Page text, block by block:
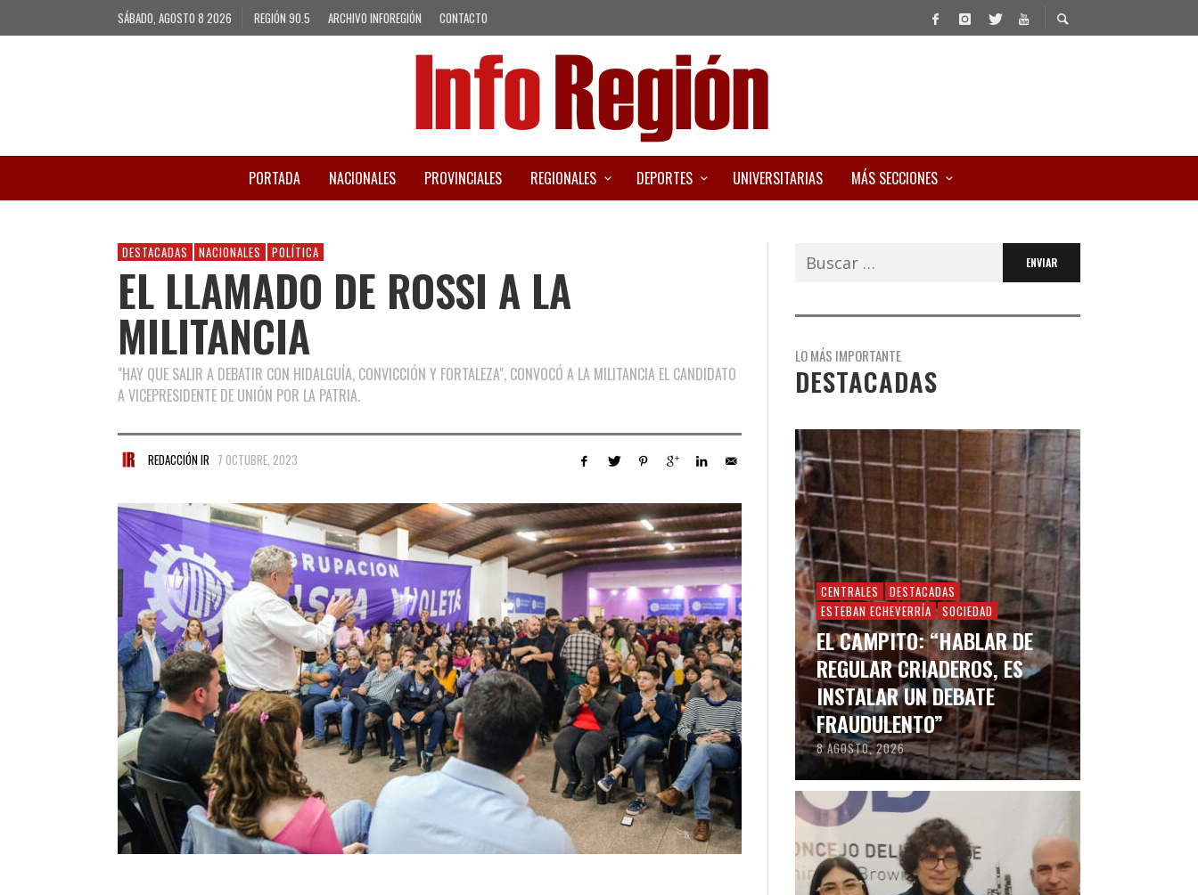
SÁBADO, AGOSTO 8 2026 REGIÓN 90.5 ARCHIVO INFOREGIÓN CONTACTO
PORTADA NACIONALES PROVINCIALES REGIONALES DEPORTES UNIVERSITARIAS MÁS SECCIONES
DESTACADAS NACIONALES POLÍTICA
EL LLAMADO DE ROSSI A LA
MILITANCIA
"HAY QUE SALIR A DEBATIR CON HIDALGUÍA, CONVICCIÓN Y FORTALEZA", CONVOCÓ A LA MILITANCIA EL CANDIDATO
A VICEPRESIDENTE DE UNIÓN POR LA PATRIA.
REDACCIÓN IR 7 OCTUBRE, 2023
Buscar:
LO MÁS IMPORTANTE
DESTACADAS
CENTRALES
DESTACADAS
ESTEBAN ECHEVERRÍA
SOCIEDAD
EL CAMPITO: “HABLAR DE
REGULAR CRIADEROS, ES
INSTALAR UN DEBATE
FRAUDULENTO”
8 AGOSTO, 2026